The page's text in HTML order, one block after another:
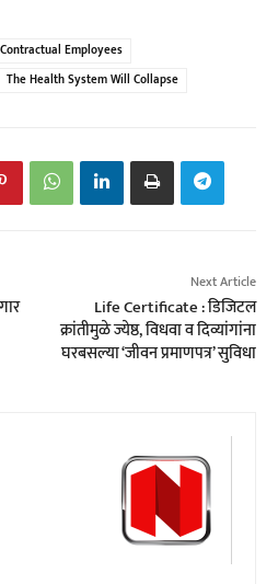
Employees
The Health System Will Collapse
Next Article
Life Certificate : डिजिटल
क्रांतीमुळे ज्येष्ठ, विधवा व दिव्यांगांना
घरबसल्या ‘जीवन प्रमाणपत्र’ सुविधा